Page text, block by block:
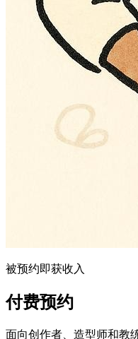
被预约即获收入
付费预约
面向创作者、造型师和教